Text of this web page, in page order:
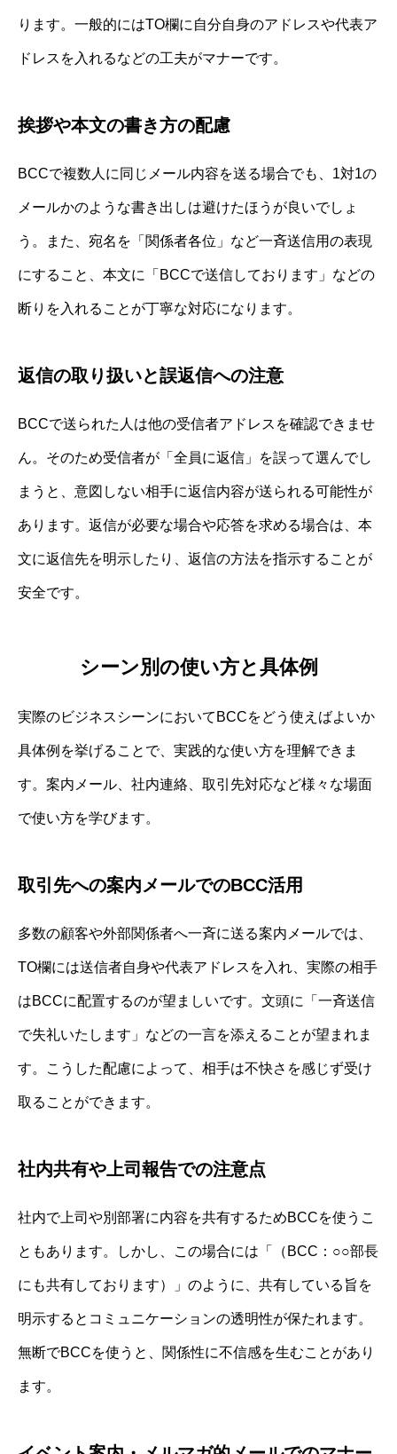
ります。一般的にはTO欄に自分自身のアドレスや代表ア
ドレスを入れるなどの工夫がマナーです。
挨拶や本文の書き方の配慮
BCCで複数人に同じメール内容を送る場合でも、1対1の
メールかのような書き出しは避けたほうが良いでしょ
う。また、宛名を「関係者各位」など一斉送信用の表現
にすること、本文に「BCCで送信しております」などの
断りを入れることが丁寧な対応になります。
返信の取り扱いと誤返信への注意
BCCで送られた人は他の受信者アドレスを確認できませ
ん。そのため受信者が「全員に返信」を誤って選んでし
まうと、意図しない相手に返信内容が送られる可能性が
あります。返信が必要な場合や応答を求める場合は、本
文に返信先を明示したり、返信の方法を指示することが
安全です。
シーン別の使い方と具体例
実際のビジネスシーンにおいてBCCをどう使えばよいか
具体例を挙げることで、実践的な使い方を理解できま
す。案内メール、社内連絡、取引先対応など様々な場面
で使い方を学びます。
取引先への案内メールでのBCC活用
多数の顧客や外部関係者へ一斉に送る案内メールでは、
TO欄には送信者自身や代表アドレスを入れ、実際の相手
はBCCに配置するのが望ましいです。文頭に「一斉送信
で失礼いたします」などの一言を添えることが望まれま
す。こうした配慮によって、相手は不快さを感じず受け
取ることができます。
社内共有や上司報告での注意点
社内で上司や別部署に内容を共有するためBCCを使うこ
ともあります。しかし、この場合には「（BCC：○○部長
にも共有しております）」のように、共有している旨を
明示するとコミュニケーションの透明性が保たれます。
無断でBCCを使うと、関係性に不信感を生むことがあり
ます。